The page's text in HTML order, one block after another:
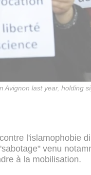
Avignon last year, holding
l'islamophobie
venu
à la mobilisation.